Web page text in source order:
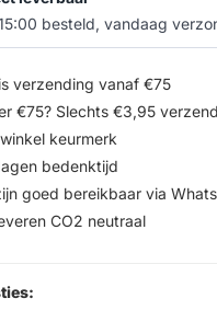
besteld, vandaag
verzending vanaf €75
€75? Slechts €3,95
keurmerk
bedenktijd
goed bereikbaar via
CO2 neutraal